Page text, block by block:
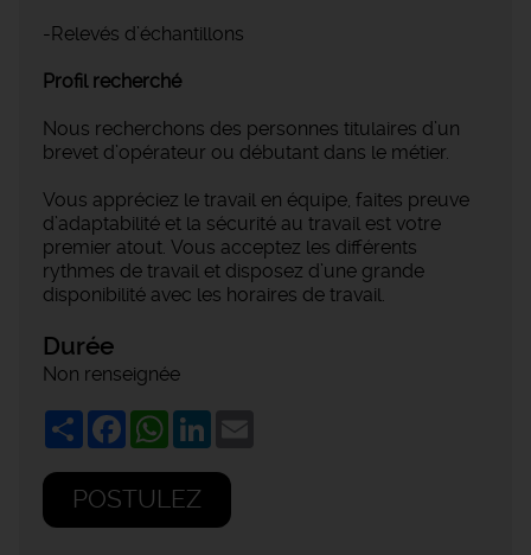
-Relevés d’échantillons
Profil recherché
Nous recherchons des personnes titulaires d’un
brevet d’opérateur ou débutant dans le métier.
Vous appréciez le travail en équipe, faites preuve
d’adaptabilité et la sécurité au travail est votre
premier atout. Vous acceptez les différents
rythmes de travail et disposez d’une grande
disponibilité avec les horaires de travail.
Durée
Non renseignée
ShareFacebookWhatsApp
LinkedIn
POSTULEZ